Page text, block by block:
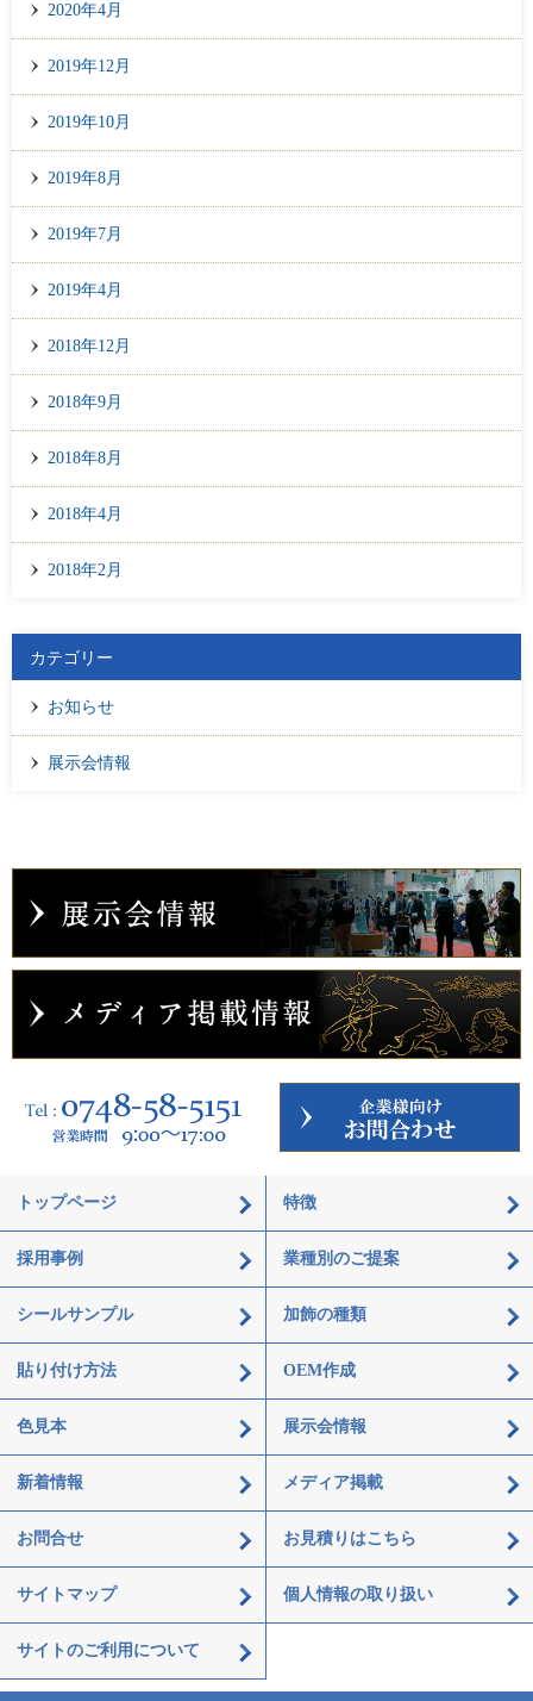
2020年4月
2019年12月
2019年10月
2019年8月
2019年7月
2019年4月
2018年12月
2018年9月
2018年8月
2018年4月
2018年2月
カテゴリー
お知らせ
展示会情報
トップページ 特徴
採用事例 業種別のご提案
シールサンプル 加飾の種類
貼り付け方法 OEM作成
色見本 展示会情報
新着情報 メディア掲載
お問合せ お見積りはこちら
サイトマップ 個人情報の取り扱い
サイトのご利用について